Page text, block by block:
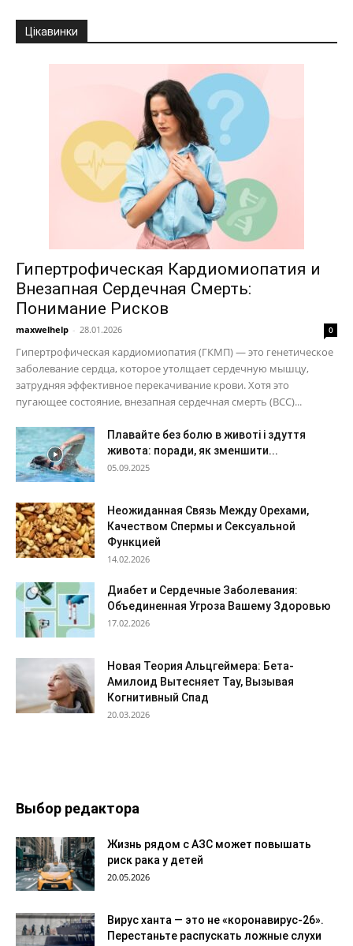
Цікавинки
Гипертрофическая Кардиомиопатия и
Внезапная Сердечная Смерть:
Понимание Рисков
maxwelhelp - 28.01.2026 0
Гипертрофическая кардиомиопатия (ГКМП) — это генетическое
заболевание сердца, которое утолщает сердечную мышцу,
затрудняя эффективное перекачивание крови. Хотя это
пугающее состояние, внезапная сердечная смерть (ВСС)...
Плавайте без болю в животі і здуття
живота: поради, як зменшити...
05.09.2025
Неожиданная Связь Между Орехами,
Качеством Спермы и Сексуальной
Функцией
14.02.2026
Диабет и Сердечные Заболевания:
Объединенная Угроза Вашему Здоровью
17.02.2026
Новая Теория Альцгеймера: Бета-
Амилоид Вытесняет Тау, Вызывая
Когнитивный Спад
20.03.2026
Выбор редактора
Жизнь рядом с АЗС может повышать
риск рака у детей
20.05.2026
Вирус ханта — это не «коронавирус-26».
Перестаньте распускать ложные слухи